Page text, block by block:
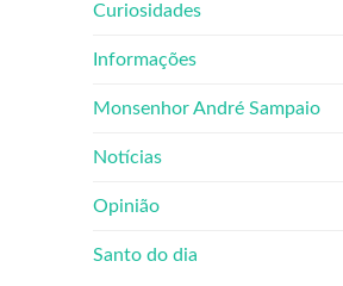
Curiosidades
Informações
Monsenhor André Sampaio
Notícias
Opinião
Santo do dia